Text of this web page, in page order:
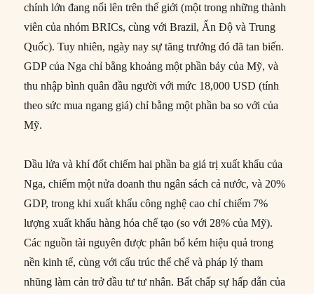
chính lớn đang nổi lên trên thế giới (một trong những thành
viên của nhóm BRICs, cùng với Brazil, Ấn Độ và Trung
Quốc). Tuy nhiên, ngày nay sự tăng trưởng đó đã tan biến.
GDP của Nga chỉ bằng khoảng một phần bảy của Mỹ, và
thu nhập bình quân đầu người với mức 18,000 USD (tính
theo sức mua ngang giá) chỉ bằng một phần ba so với của
Mỹ.
Dầu lửa và khí đốt chiếm hai phần ba giá trị xuất khẩu của
Nga, chiếm một nửa doanh thu ngân sách cả nước, và 20%
GDP, trong khi xuất khẩu công nghệ cao chỉ chiếm 7%
lượng xuất khẩu hàng hóa chế tạo (so với 28% của Mỹ).
Các nguồn tài nguyên được phân bổ kém hiệu quả trong
nền kinh tế, cùng với cấu trúc thể chế và pháp lý tham
nhũng làm cản trở đầu tư tư nhân. Bất chấp sự hấp dẫn của